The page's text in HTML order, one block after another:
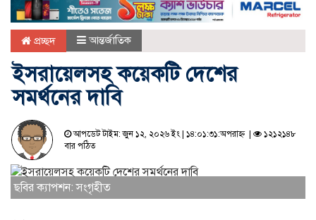
প্রচ্ছদ আন্তর্জাতিক
ইসরায়েলসহ কয়েকটি দেশের
সমর্থনের দাবি
আপডেট টাইম: জুন ১২, ২০২৬ ইং | ১৪:০১:৩১:অপরাহ্ন |
১২১২১৪৮
বার পঠিত
ছবির ক্যাপশন: সংগৃহীত